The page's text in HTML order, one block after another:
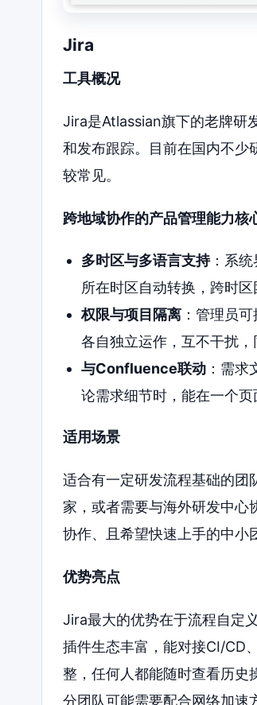
Jira
工具概况
Jira是Atlassian旗下的老牌研
和发布跟踪。目前在国内不少
较常见。
跨地域协作的产品管理能力核
多时区与多语言支持：系统
所在时区自动转换，跨时区
权限与项目隔离：管理员可
各自独立运作，互不干扰，
与Confluence联动：需求
论需求细节时，能在一个页
适用场景
适合有一定研发流程基础的团
家，或者需要与海外研发中
协作、且希望快速上手的中小
优势亮点
Jira最大的优势在于流程自定
插件生态丰富，能对接CI/CD
整，任何人都能随时查看历史
分团队可能需要配合网络加速